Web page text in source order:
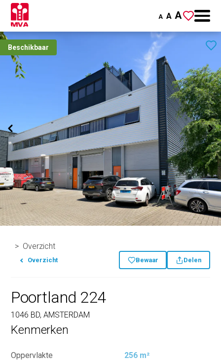
A A A
Beschikbaar
Overzicht
Overzicht Bewaar Delen
Poortland 224
1046 BD, AMSTERDAM
Kenmerken
Oppervlakte
256 m²